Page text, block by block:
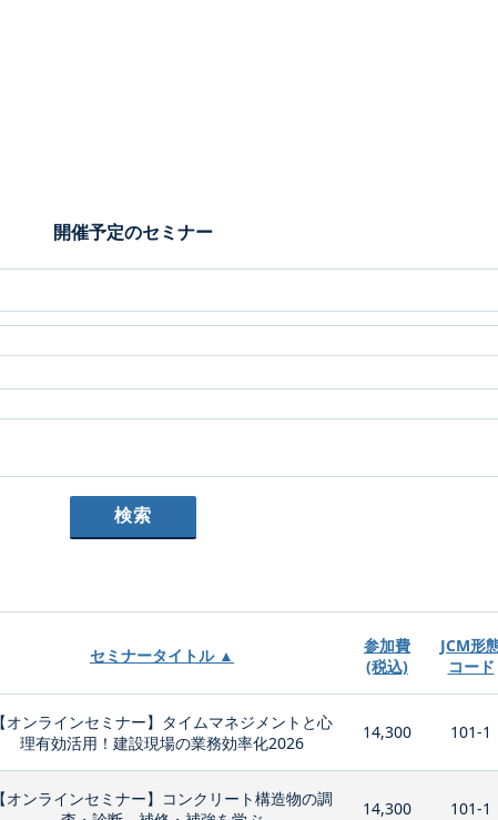
開催予定のセミナー
セミナータイトル ▲
参加費
(税込)
JCM形
コード
【オンラインセミナー】タイムマネジメントと心
理有効活用！建設現場の業務効率化2026
14,300 101-1
【オンラインセミナー】コンクリート構造物の調
14,300 101-1